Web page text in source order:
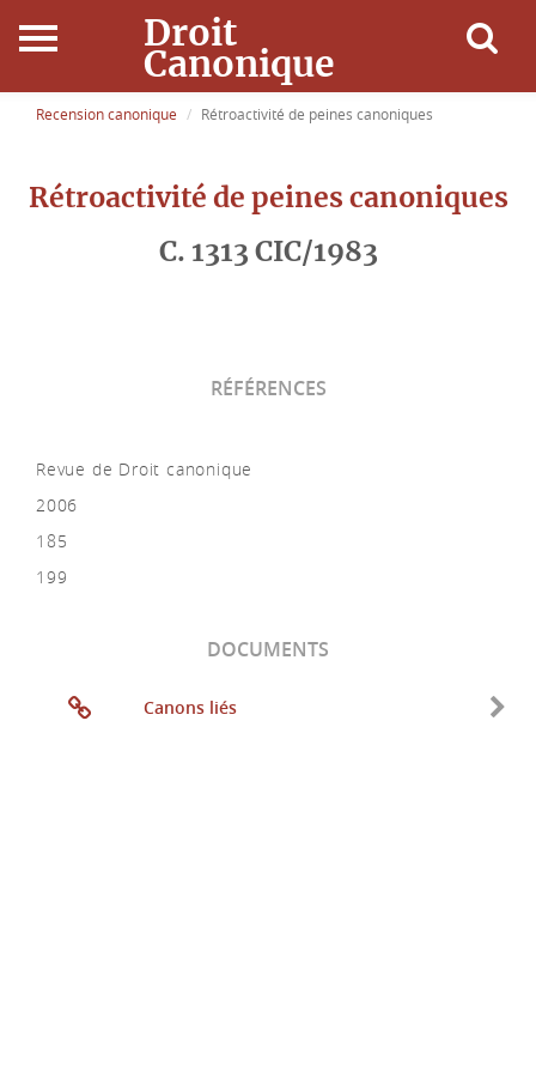
Droit
Canonique
Accueil
Droit Canonique
Recension canonique Rétroactivité de peines canoniques
Rétroactivité de peines canoniques
C. 1313 CIC/1983
RÉFÉRENCES
Revue de Droit canonique
2006
185
199
DOCUMENTS
Canons liés